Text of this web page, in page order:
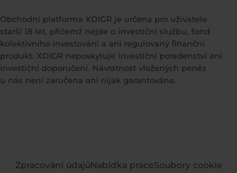
Obchodní platforma XDIGR je určena pro uživatele
starší 18 let, přičemž nejde o investiční službu, fond
kolektivního investování a ani regulovaný finanční
produkt. XDIGR neposkytuje investiční poradenství ani
investiční doporučení. Návratnost vložených peněz
u nás není zaručena ani nijak garantována.
Zpracování údajůNabídka práceSoubory cookie